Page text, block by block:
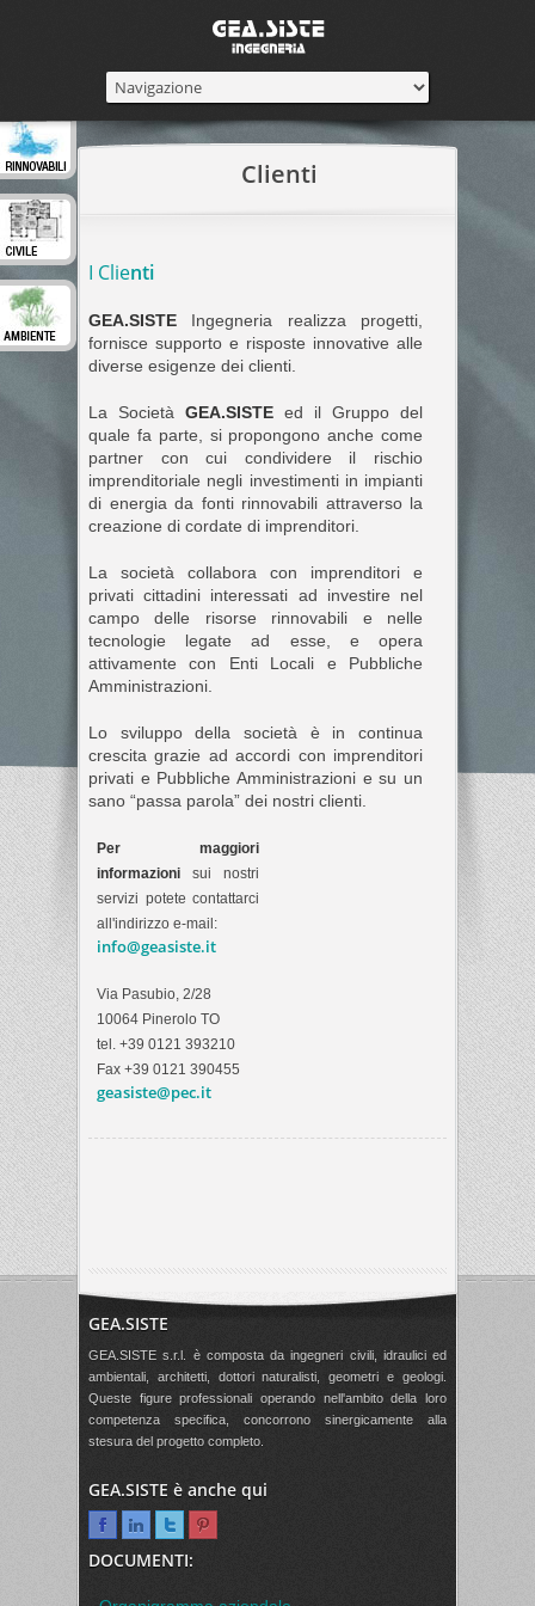
Clienti
I Clienti
GEA.SISTE Ingegneria realizza progetti,
fornisce supporto e risposte innovative alle
diverse esigenze dei clienti.
La Società GEA.SISTE ed il Gruppo del
quale fa parte, si propongono anche come
partner con cui condividere il rischio
imprenditoriale negli investimenti in impianti
di energia da fonti rinnovabili attraverso la
creazione di cordate di imprenditori.
La società collabora con imprenditori e
privati cittadini interessati ad investire nel
campo delle risorse rinnovabili e nelle
tecnologie legate ad esse, e opera
attivamente con Enti Locali e Pubbliche
Amministrazioni.
Lo sviluppo della società è in continua
crescita grazie ad accordi con imprenditori
privati e Pubbliche Amministrazioni e su un
sano “passa parola” dei nostri clienti.
Per maggiori
informazioni sui nostri
servizi potete contattarci
all'indirizzo e-mail:
info@geasiste.it
Via Pasubio, 2/28
10064 Pinerolo TO
tel. +39 0121 393210
Fax +39 0121 390455
geasiste@pec.it
GEA.SISTE
GEA.SISTE s.r.l. è composta da ingegneri civili, idraulici ed
ambientali, architetti, dottori naturalisti, geometri e geologi.
Queste figure professionali operando nell'ambito della loro
competenza specifica, concorrono sinergicamente alla
stesura del progetto completo.
GEA.SISTE è anche qui
DOCUMENTI: